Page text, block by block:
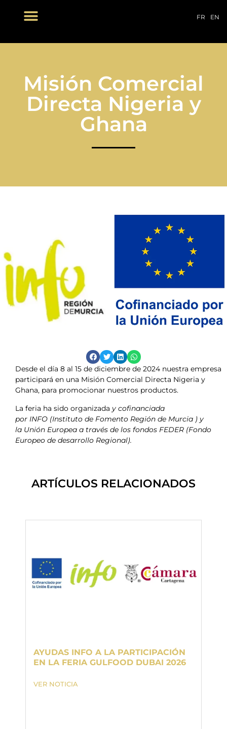
FR EN
Misión Comercial
Directa Nigeria y
Ghana
Desde el día 8 al 15 de diciembre de 2024 nuestra empresa
participará en una Misión Comercial Directa Nigeria y
Ghana, para promocionar nuestros productos.
La feria ha sido organizada y cofinanciada
por INFO (Instituto de Fomento Región de Murcia ) y
la Unión Europea a través de los fondos FEDER (Fondo
Europeo de desarrollo Regional).
ARTÍCULOS RELACIONADOS
AYUDAS INFO A LA PARTICIPACIÓN
EN LA FERIA GULFOOD DUBAI 2026
VER NOTICIA